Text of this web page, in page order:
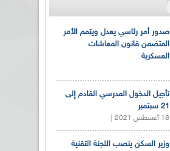
صدور أمر رئاسي يعدل ويتمم الأمر
المتضمن قانون المعاشات
العسكرية
تأجيل الدخول المدرسي القادم إلى
21 سبتمبر
18 أغسطس 2021 |
وزير السكن ينصب اللجنة التقنية